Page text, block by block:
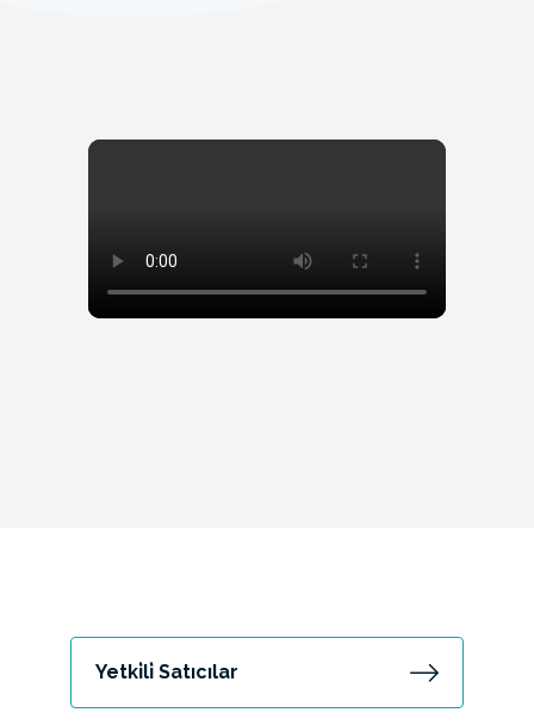
Yetki̇li̇ Satıcılar